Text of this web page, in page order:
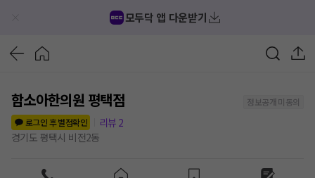
모두닥 앱 다운받기
함소아한의원 평택점
정보공개 미동의
로그인 후 별점확인
리뷰 2
경기도 평택시 비전2동